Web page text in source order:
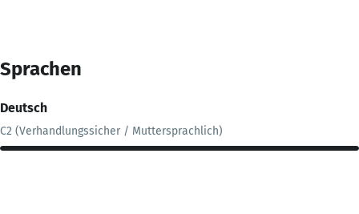
Sprachen
Deutsch
C2 (Verhandlungssicher / Muttersprachlich)